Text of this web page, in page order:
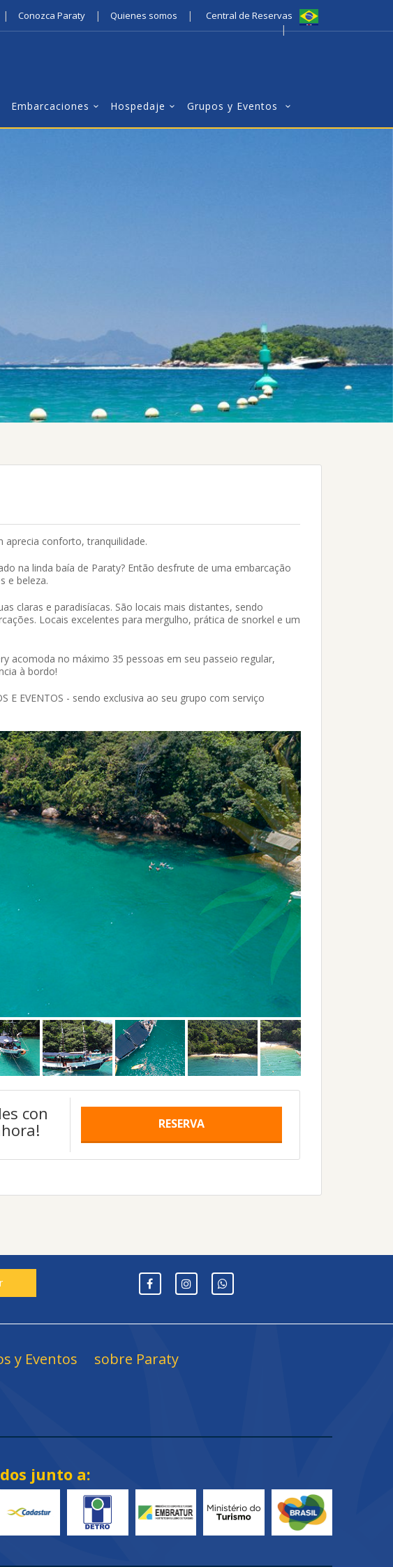
| Conozca Paraty | Quienes somos | Central de Reservas
|
Embarcaciones Hospedaje Grupos y Eventos
aprecia conforto, tranquilidade.
na linda baía de Paraty? Então desfrute de uma embarcação
e beleza.
claras e paradisíacas. São locais mais distantes, sendo
Locais excelentes para mergulho, prática de snorkel e um
acomoda no máximo 35 pessoas em seu passeio regular,
à bordo!
E EVENTOS - sendo exclusiva ao seu grupo com serviço
con
RESERVA
y Eventos sobre Paraty
junto a: